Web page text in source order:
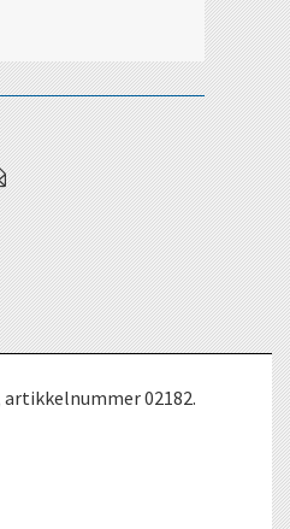
02182.